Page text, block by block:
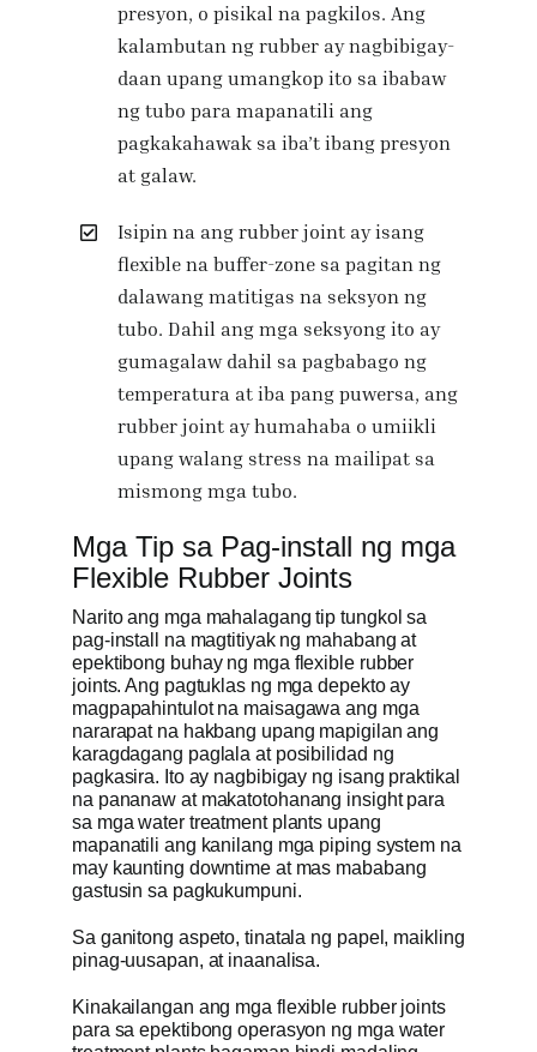
presyon, o pisikal na pagkilos. Ang
kalambutan ng rubber ay nagbibigay-
daan upang umangkop ito sa ibabaw
ng tubo para mapanatili ang
pagkakahawak sa iba’t ibang presyon
at galaw.
Isipin na ang rubber joint ay isang
flexible na buffer-zone sa pagitan ng
dalawang matitigas na seksyon ng
tubo. Dahil ang mga seksyong ito ay
gumagalaw dahil sa pagbabago ng
temperatura at iba pang puwersa, ang
rubber joint ay humahaba o umiikli
upang walang stress na mailipat sa
mismong mga tubo.
Mga Tip sa Pag-install ng mga
Flexible Rubber Joints
Narito ang mga mahalagang tip tungkol sa
pag-install na magtitiyak ng mahabang at
epektibong buhay ng mga flexible rubber
joints. Ang pagtuklas ng mga depekto ay
magpapahintulot na maisagawa ang mga
nararapat na hakbang upang mapigilan ang
karagdagang paglala at posibilidad ng
pagkasira. Ito ay nagbibigay ng isang praktikal
na pananaw at makatotohanang insight para
sa mga water treatment plants upang
mapanatili ang kanilang mga piping system na
may kaunting downtime at mas mababang
gastusin sa pagkukumpuni.
Sa ganitong aspeto, tinatala ng papel, maikling
pinag-uusapan, at inaanalisa.
Kinakailangan ang mga flexible rubber joints
para sa epektibong operasyon ng mga water